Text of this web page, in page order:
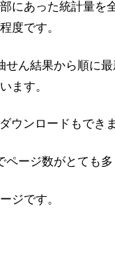
にあった統計量を
度です。
せん結果から順に
ます。
ウンロードもでき
ページ数がとても
ジです。